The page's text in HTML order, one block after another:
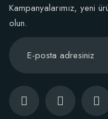
Kampanyalarımız, yeni
olun.